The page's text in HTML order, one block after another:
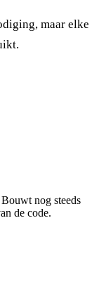
maar elke
nog steeds
de code.